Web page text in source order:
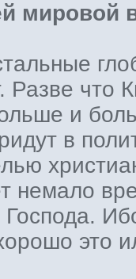
мировой
Разве что
и
в
немало
это